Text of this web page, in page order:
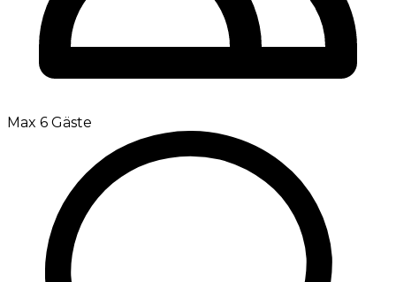
Max 6 Gäste